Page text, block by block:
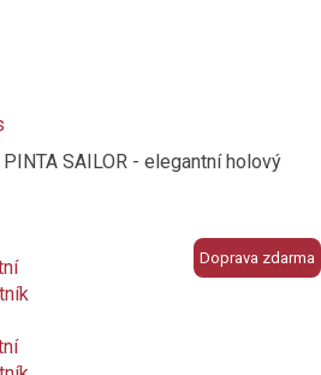
Doprava zdarma